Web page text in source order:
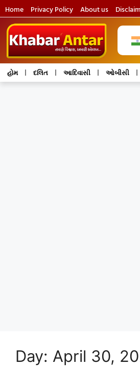
Home Privacy Policy About us
હોમ દલિત આદિવાસી ઓબીસી
Day: April 30,